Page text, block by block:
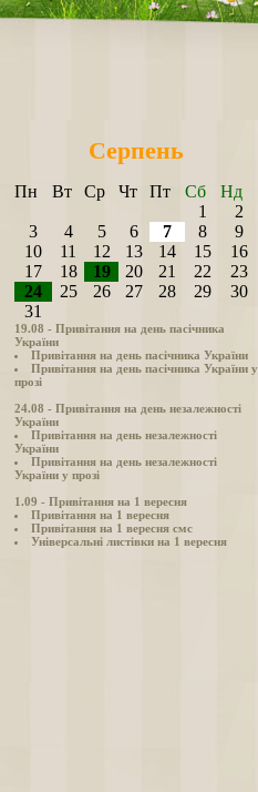
Серпень
Пн Вт Ср Чт Пт Сб
Нд
1
2
3
4 5 6 7 8
9
10
11 12 13 14 15
16
17
18 19 20 21 22
23
24
25 26 27 28 29
30
31
19.08 - Привітання на день пасічника
України
Привітання на день пасічника України
Привітання на день пасічника України у
прозі
24.08 - Привітання на день незалежності
України
Привітання на день незалежності
України
Привітання на день незалежності
України у прозі
1.09 - Привітання на 1 вересня
Привітання на 1 вересня
Привітання на 1 вересня смс
Універсальні листівки на 1 вересня